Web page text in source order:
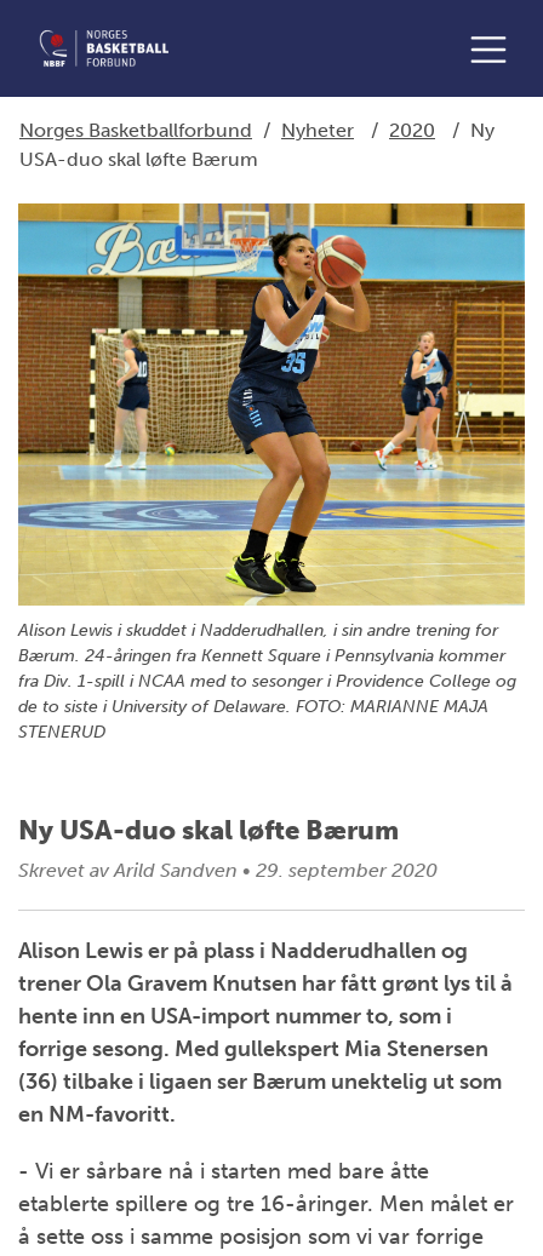
Norges Basketballforbund / Nyheter / 2020 / Ny
USA-duo skal løfte Bærum
Alison Lewis i skuddet i Nadderudhallen, i sin andre trening for
Bærum. 24-åringen fra Kennett Square i Pennsylvania kommer
fra Div. 1-spill i NCAA med to sesonger i Providence College og
de to siste i University of Delaware. FOTO: MARIANNE MAJA
STENERUD
Ny USA-duo skal løfte Bærum
Skrevet av Arild Sandven • 29. september 2020
Alison Lewis er på plass i Nadderudhallen og
trener Ola Gravem Knutsen har fått grønt lys til å
hente inn en USA-import nummer to, som i
forrige sesong. Med gullekspert Mia Stenersen
(36) tilbake i ligaen ser Bærum unektelig ut som
en NM-favoritt.
- Vi er sårbare nå i starten med bare åtte
etablerte spillere og tre 16-åringer. Men målet er
å sette oss i samme posisjon som vi var forrige